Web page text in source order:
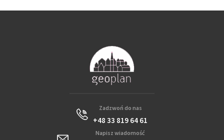
Zadzwoń do nas
+48 33 819 64 61
Napisz wiadomość